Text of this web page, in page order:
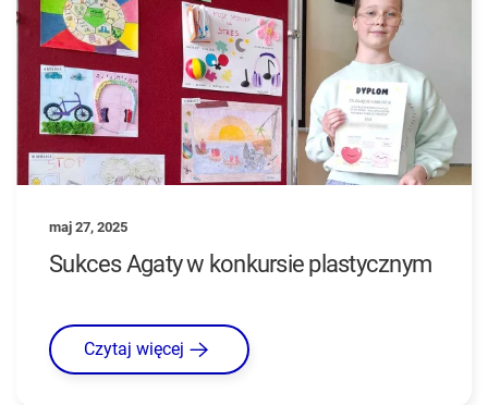
maj 27, 2025
Sukces Agaty w konkursie plastycznym
Czytaj więcej